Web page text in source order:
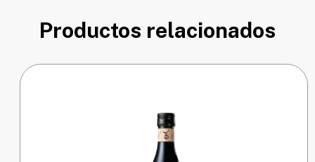
Productos relacionados